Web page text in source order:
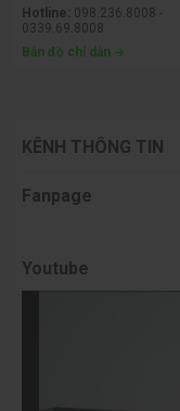
Hotline: 098.236.8008 -
0339.69.8008
Bản đồ chỉ dẫn
KÊNH THÔNG TIN
Fanpage
Youtube